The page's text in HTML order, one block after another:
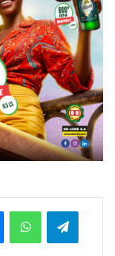
MessengerWhatsAppTelegram